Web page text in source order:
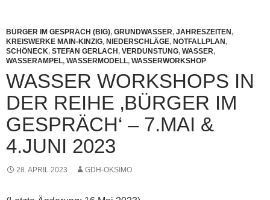
BÜRGER IM GESPRÄCH (BIG), GRUNDWASSER, JAHRESZEITEN,
KREISWERKE MAIN-KINZIG, NIEDERSCHLÄGE, NOTFALLPLAN,
SCHÖNECK, STEFAN GERLACH, VERDUNSTUNG, WASSER,
WASSERAMPEL, WASSERMODELL, WASSERWORKSHOP
WASSER WORKSHOPS IN
DER REIHE ‚BÜRGER IM
GESPRÄCH‘ – 7.MAI &
4.JUNI 2023
28. APRIL 2023 GDH-OKSIMO